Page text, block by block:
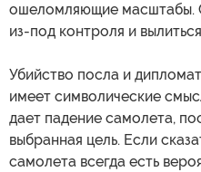
ошеломляющие масштабы.
из-под контроля и
Убийство посла и
имеет символические
дает падение самолета,
выбранная цель. Если
самолета всегда есть